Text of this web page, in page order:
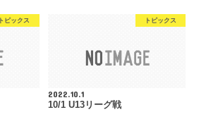
トピックス トピックス
2022.10.1
10/1 U13リーグ戦